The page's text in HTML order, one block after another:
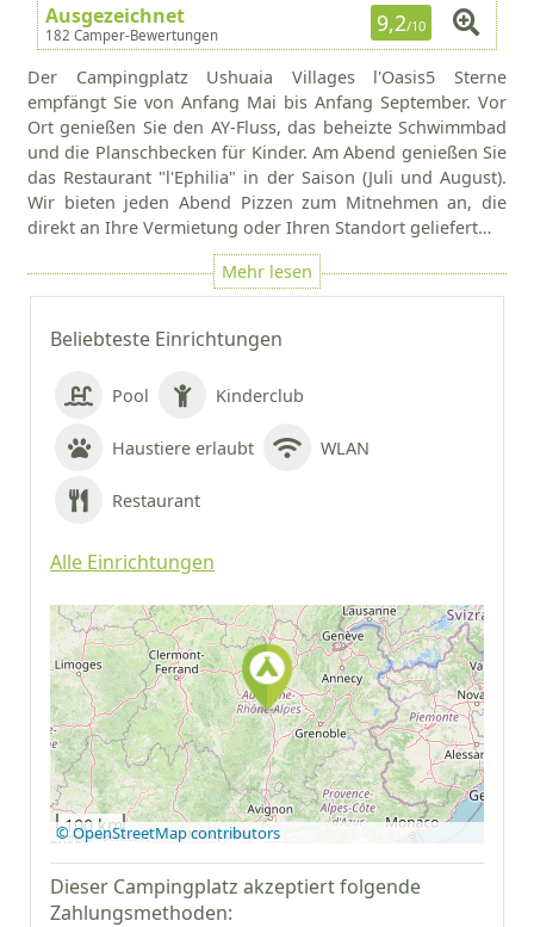
Beliebteste Einrichtungen
Pool Kinderclub
Haustiere erlaubt WLAN
Restaurant
Alle Einrichtungen
Auf Google Maps
anzeigen
100 km
© OpenStreetMap contributors
Dieser Campingplatz akzeptiert folgende
Zahlungsmethoden:
Ausgezeichnet
182 Camper-Bewertungen 9,2/10
Der Campingplatz Ushuaia Villages l'Oasis5 Sterne
empfängt Sie von Anfang Mai bis Anfang September. Vor
Ort genießen Sie den AY-Fluss, das beheizte Schwimmbad
und die Planschbecken für Kinder. Am Abend genießen Sie
das Restaurant "l'Ephilia" in der Saison (Juli und August).
Wir bieten jeden Abend Pizzen zum Mitnehmen an, die
direkt an Ihre Vermietung oder Ihren Standort geliefert…